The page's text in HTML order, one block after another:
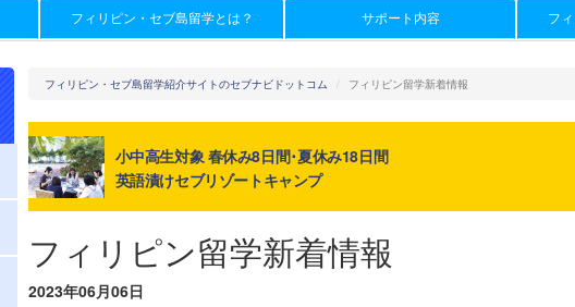
フィリピン・セブ島留学とは？ サポート内容 フ
フィリピン・セブ島留学紹介サイトのセブナビドットコム フィリピン留学新着情報
小中高生対象 春休み8日間･夏休み18日間
英語漬けセブリゾートキャンプ
フィリピン留学新着情報
2023年06月06日